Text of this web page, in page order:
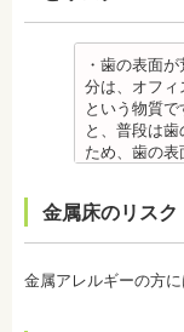
安定するま
療後も歯科
監修医情報
先生
【プロフィー
日本大学歯学
歯学博士（口
溶液）を40
省 フッ化物
また、フッ
や磨き残しが
素は虫歯が
シ、歯間掃
備考 フッ素
することが可
監修医情報
・歯の表面
分は、オフィ
という物質
と、普段は
ため、歯の
・ホワイトニ
スがあります
ィスホワイト
金属床のリスク
金属アレルギーの方